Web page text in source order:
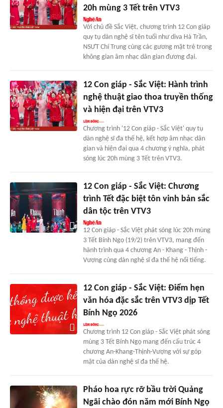
20h mùng 3 Tết trên VTV3
Với chủ đề Sắc Việt, chương trình 12 Con giáp
quy tụ dàn nghệ sĩ tên tuổi như diva Hà Trần,
NSƯT Chí Trung cùng các gương mặt trẻ trong
không gian âm nhạc dân gian đương đại.
12 Con giáp - Sắc Việt: Hành trình
nghệ thuật giao thoa truyền thống
và hiện đại trên VTV3
Chương trình '12 Con giáp - Sắc Việt' quy tụ
dàn nghệ sĩ đa thế hệ, kết hợp âm nhạc dân
gian và hiện đại qua 4 chương ý nghĩa, phát
sóng lúc 20h mùng 3 Tết trên VTV3.
12 Con giáp - Sắc Việt: Chương
trình Tết đặc biệt tôn vinh bản sắc
dân tộc trên VTV3
12 Con giáp - Sắc Việt phát sóng lúc 20h mùng
3 Tết Bính Ngọ (19/2) trên VTV3, mang đến
hành trình qua 4 chương An - Khang - Thịnh -
Vượng cùng dàn nghệ sĩ đa thế hệ nổi tiếng.
12 Con giáp - Sắc Việt: Điểm hẹn
văn hóa đặc sắc trên VTV3 dịp Tết
Bính Ngọ 2026
Chương trình 12 Con giáp - Sắc Việt phát sóng
mùng 3 Tết Bính Ngọ mang đến cấu trúc 4
chương An-Khang-Thịnh-Vượng với sự góp
mặt của dàn nghệ sĩ đa thế hệ.
Pháo hoa rực rỡ bầu trời Quảng
Ngãi chào đón năm mới Bính Ngọ